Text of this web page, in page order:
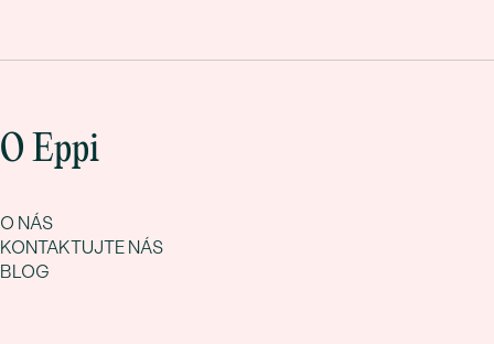
O Eppi
O NÁS
KONTAKTUJTE NÁS
BLOG